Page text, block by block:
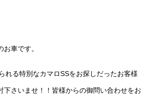
車です。
れる特別なカマロSSをお探しだったお客様
下さいませ！！皆様からの御問い合わせをお